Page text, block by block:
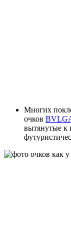
Многих
очков
вытянутые к